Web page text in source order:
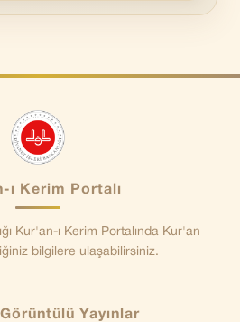
ı Kerim Portalı
Kur'an-ı Kerim Portalında Kur'an
bilgilere ulaşabilirsiniz.
Yayınlar